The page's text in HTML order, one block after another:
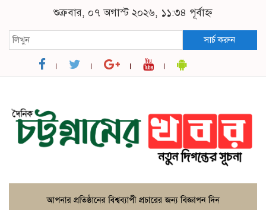
শুক্রবার, ০৭ অগাস্ট ২০২৬, ১১:৩৪ পূর্বাহ্ন
সার্চ করুন